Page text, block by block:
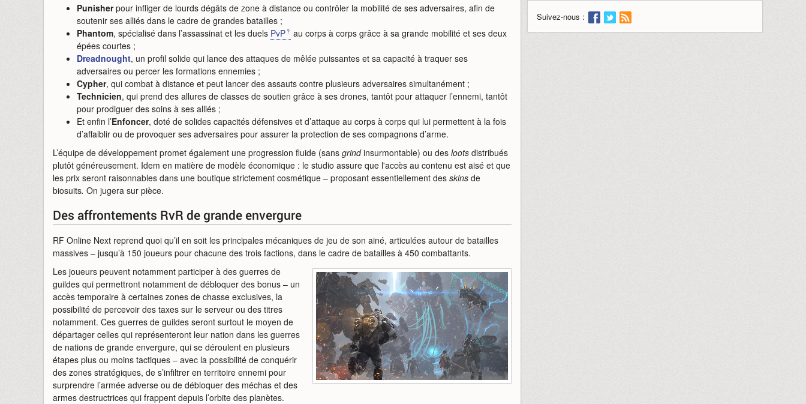
Punisherpour infliger de lourds dégâts de zone à distance ou contrôler la mobilité de ses adversaires, afin de
soutenir ses alliés dans le cadre de grandes batailles ;
Phantom, spécialisé dans l’assassinat et les duels PvP
au corps à corps grâce à sa grande mobilité et ses deux
épées courtes ;
Dreadnought, un profil solide qui lance des attaques de mêlée puissantes et sa capacité à traquer ses
adversaires ou percer les formations ennemies ;
Cypher, qui combat à distance et peut lancer des assauts contre plusieurs adversaires simultanément ;
Technicien, qui prend des allures de classes de soutien grâce à ses drones, tantôt pour attaquer l’ennemi, tantôt
pour prodiguer des soins à ses alliés ;
Et enfin l’Enfoncer, doté de solides capacités défensives et d’attaque au corps à corps qui lui permettent à la fois
d’affaiblir ou de provoquer ses adversaires pour assurer la protection de ses compagnons d’arme.
L’équipe de développement promet également une progression fluide (sans grindinsurmontable) ou des loots distribués
plutôt généreusement. Idem en matière de modèle économique : le studio assure que l'accès au contenu est aisé et que
les prix seront raisonnables dans une boutique strictement cosmétique – proposant essentiellement des skins de
biosuits. On jugera sur pièce.
Des affrontements RvR de grande envergure
RF Online Next reprend quoi qu’il en soit les principales mécaniques de jeu de son ainé, articulées autour de batailles
massives – jusqu’à 150 joueurs pour chacune des trois factions, dans le cadre de batailles à 450 combattants.
Les joueurs peuvent notamment participer à des guerres de
guildes qui permettront notamment de débloquer des bonus – un
accès temporaire à certaines zones de chasse exclusives, la
possibilité de percevoir des taxes sur le serveur ou des titres
notamment. Ces guerres de guildes seront surtout le moyen de
départager celles qui représenteront leur nation dans les guerres
de nations de grande envergure, qui se déroulent en plusieurs
étapes plus ou moins tactiques – avec la possibilité de conquérir
des zones stratégiques, de s’infiltrer en territoire ennemi pour
surprendre l’armée adverse ou de débloquer des méchas et des
armes destructrices qui frappent depuis l’orbite des planètes.
Suivez-nous :